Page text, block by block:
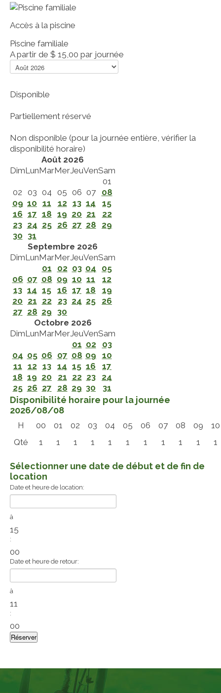
Accès à la piscine
Piscine familiale
A partir de $ 15,00 par journée
Disponible
Partiellement réservé
Non disponible (pour la journée entière, vérifier la
disponibilité horaire)
Août 2026
DimLunMarMerJeuVenSam
01
02 03 04 05 06 07
08
09 10 11 12 13 14
15
16 17 18 19 20 21
22
23 24 25 26 27 28
29
30 31
Septembre 2026
DimLunMarMerJeuVenSam
01
02 03 04
05
06 07 08 09 10 11
12
13 14 15 16 17 18
19
20 21 22 23 24 25
26
27 28 29 30
Octobre 2026
DimLunMarMerJeuVenSam
01 02
03
04 05 06 07 08 09
10
11 12 13 14 15 16
17
18 19 20 21 22 23
24
25 26 27 28 29 30 31
Disponibilité horaire pour la journée
2026/08/08
H 00 01 02 03 04 05 06 07 08 09
10
Qté
1 1 1 1 1 1 1 1 1 1 1
Sélectionner une date de début et de fin de
location
Date et heure de location:
à
15
:
00
Date et heure de retour:
à
11
:
00